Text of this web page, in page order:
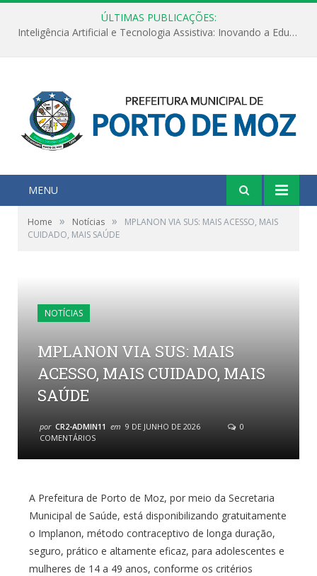
ÚLTIMAS PUBLICAÇÕES:
Inteligência Artificial e Tecnologia Assistiva: Inovando a Educação Especial e Inclusiva
MENU
Home » Notícias »
MPLANON VIA SUS: MAIS ACESSO, MAIS
CUIDADO, MAIS SAÚDE
NOTÍCIAS
MPLANON VIA SUS: MAIS
ACESSO, MAIS CUIDADO, MAIS
SAÚDE
por CR2-ADMIN11 em 9 DE JUNHO DE 2026
0
COMENTÁRIOS
A Prefeitura de Porto de Moz, por meio da Secretaria
Municipal de Saúde, está disponibilizando gratuitamente
o Implanon, método contraceptivo de longa duração,
seguro, prático e altamente eficaz, para adolescentes e
mulheres de 14 a 49 anos, conforme os critérios